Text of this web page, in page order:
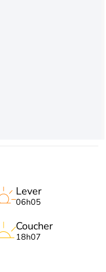
Lever
06h05
Coucher
18h07